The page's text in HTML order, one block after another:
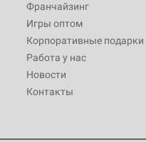
Франчайзинг
Игры оптом
Корпоративные подарки
Работа у нас
Новости
Контакты